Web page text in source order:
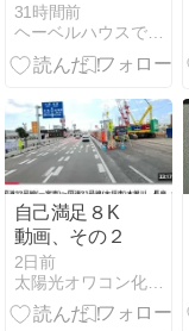
31時間前
ヘーベルハウスで家建て替えます
自己満足８K
動画、その２
2日前
太陽光オワコン化は逆にチャンス？